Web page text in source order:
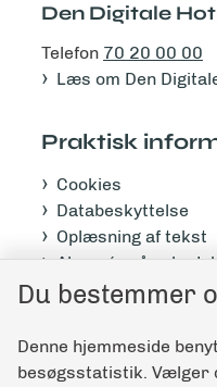
Den Digitale
Telefon 70 20 00 00
Læs om Den
Praktisk
Cookies
Databeskyttelse
Oplæsning af tekst
Abonnér på
Giv feedback
Du bestemmer
Denne hjemmeside
besøgsstatistik. Vælger